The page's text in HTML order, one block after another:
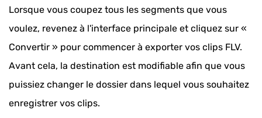
Lorsque vous coupez tous les segments que vous
voulez, revenez à l'interface principale et cliquez sur «
Convertir » pour commencer à exporter vos clips FLV.
Avant cela, la destination est modifiable afin que vous
puissiez changer le dossier dans lequel vous souhaitez
enregistrer vos clips.